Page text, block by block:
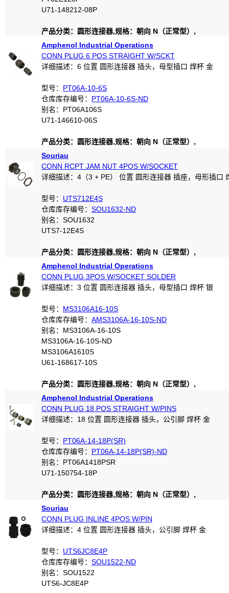
U71-148212-08P
产品分类：圆形连接器,规格：朝向 N（正常型）,
Amphenol Industrial Operations
CONN PLUG 6 POS STRAIGHT W/SCKT
详细描述：6 位置 圆形连接器 插头，母型插口 焊杯 金
型号： PT06A-10-6S
仓库库存编号： PT06A-10-6S-ND
别名：PT06A106S
U71-146610-06S
产品分类：圆形连接器,规格：朝向 N（正常型）,
Souriau
CONN RCPT JAM NUT 4POS W/SOCKET
详细描述：4（3 + PE） 位置 圆形连接器 插座，母形插口
型号： UTS712E4S
仓库库存编号： SOU1632-ND
别名：SOU1632
UTS7-12E4S
产品分类：圆形连接器,规格：朝向 N（正常型）,
Amphenol Industrial Operations
CONN PLUG 3POS W/SOCKET SOLDER
详细描述：3 位置 圆形连接器 插头，母型插口 焊杯 银
型号： MS3106A16-10S
仓库库存编号： AMS3106A-16-10S-ND
别名：MS3106A-16-10S
MS3106A-16-10S-ND
MS3106A1610S
U61-168617-10S
产品分类：圆形连接器,规格：朝向 N（正常型）,
Amphenol Industrial Operations
CONN PLUG 18 POS STRAIGHT W/PINS
详细描述：18 位置 圆形连接器 插头，公引脚 焊杯 金
型号： PT06A-14-18P(SR)
仓库库存编号： PT06A-14-18P(SR)-ND
别名：PT06A1418PSR
U71-150754-18P
产品分类：圆形连接器,规格：朝向 N（正常型）,
Souriau
CONN PLUG INLINE 4POS W/PIN
详细描述：4 位置 圆形连接器 插头，公引脚 焊杯 金
型号： UTS6JC8E4P
仓库库存编号： SOU1522-ND
别名：SOU1522
UTS6-JC8E4P